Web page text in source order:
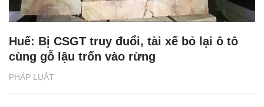
PHÁP LUẬT
Huế: Bị CSGT truy đuổi, tài xế bỏ lại ô tô
cùng gỗ lậu trốn vào rừng